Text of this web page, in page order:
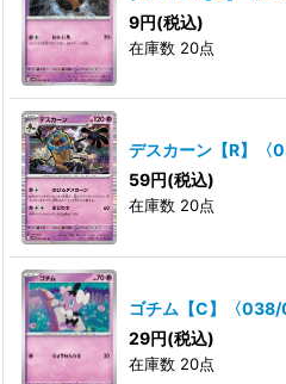
9円(税込)
在庫数 20点
デスカーン【R】
59円(税込)
在庫数 20点
ゴチム【C】〈
29円(税込)
在庫数 20点